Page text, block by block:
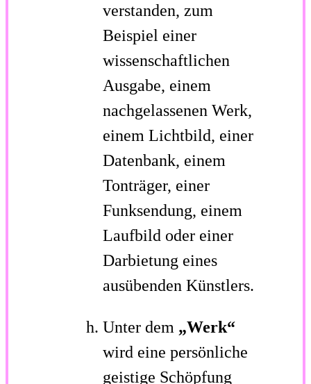
verstanden, zum
Beispiel einer
wissenschaftlichen
Ausgabe, einem
nachgelassenen Werk,
einem Lichtbild, einer
Datenbank, einem
Tonträger, einer
Funksendung, einem
Laufbild oder einer
Darbietung eines
ausübenden Künstlers.
Unter dem „Werk“
wird eine persönliche
geistige Schöpfung